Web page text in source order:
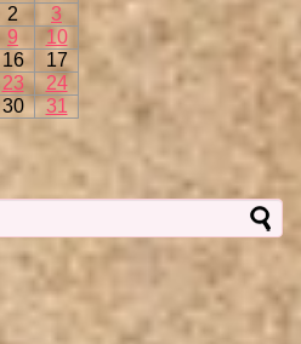
2
3
9
10
16
17
23
24
30
31